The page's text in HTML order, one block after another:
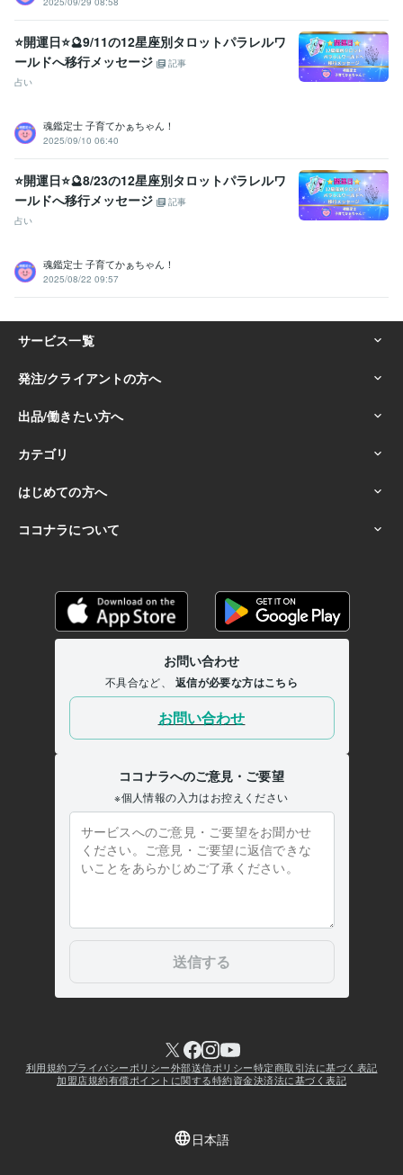
⭐開運日⭐🔮9/11の12星座別タロットパラレルワ
ールドへ移行メッセージ
記事
占い
魂鑑定士 子育てかぁちゃん！
2025/09/10 06:40
⭐開運日⭐🔮8/23の12星座別タロットパラレルワ
ールドへ移行メッセージ
記事
占い
魂鑑定士 子育てかぁちゃん！
2025/08/22 09:57